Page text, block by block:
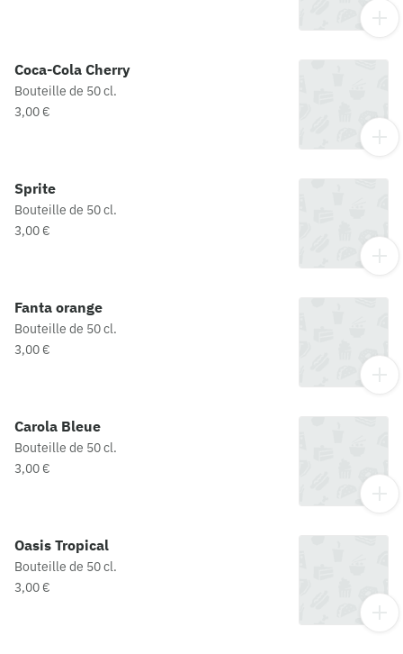
Coca-Cola Cherry
Bouteille de 50 cl.
3,00 €
Sprite
Bouteille de 50 cl.
3,00 €
Fanta orange
Bouteille de 50 cl.
3,00 €
Carola Bleue
Bouteille de 50 cl.
3,00 €
Oasis Tropical
Bouteille de 50 cl.
3,00 €